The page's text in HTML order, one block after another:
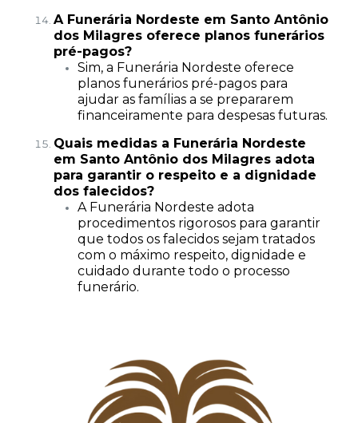
A Funerária Nordeste em Santo Antônio
dos Milagres oferece planos funerários
pré-pagos?
Sim, a Funerária Nordeste oferece
planos funerários pré-pagos para
ajudar as famílias a se prepararem
financeiramente para despesas futuras.
Quais medidas a Funerária Nordeste
em Santo Antônio dos Milagres adota
para garantir o respeito e a dignidade
dos falecidos?
A Funerária Nordeste adota
procedimentos rigorosos para garantir
que todos os falecidos sejam tratados
com o máximo respeito, dignidade e
cuidado durante todo o processo
funerário.